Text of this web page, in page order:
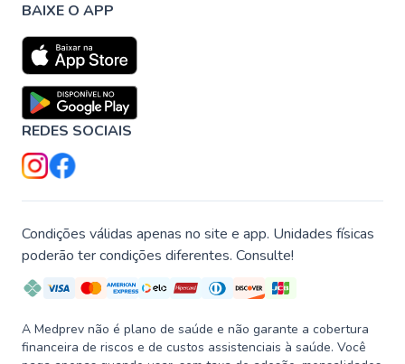
BAIXE O APP
REDES SOCIAIS
Condições válidas apenas no site e app. Unidades físicas
poderão ter condições diferentes. Consulte!
A Medprev não é plano de saúde e não garante a cobertura
financeira de riscos e de custos assistenciais à saúde. Você